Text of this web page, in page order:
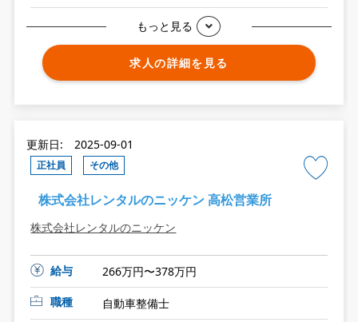
もっと見る
求人の詳細を見る
更新日: 2025-09-01
正社員 その他
株式会社レンタルのニッケン 高松営業所
株式会社レンタルのニッケン
給与
266万円〜378万円
職種
自動車整備士